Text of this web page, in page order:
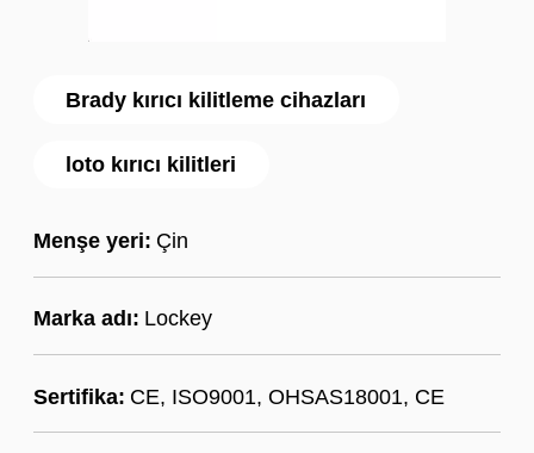
Brady kırıcı kilitleme cihazları
loto kırıcı kilitleri
Menşe yeri: Çin
Marka adı: Lockey
Sertifika: CE, ISO9001, OHSAS18001, CE